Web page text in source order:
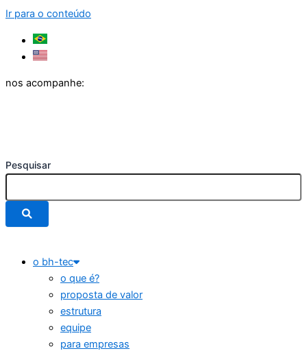
Ir para o conteúdo
nos acompanhe:
Pesquisar
o bh-tec
o que é?
proposta de valor
estrutura
equipe
para empresas